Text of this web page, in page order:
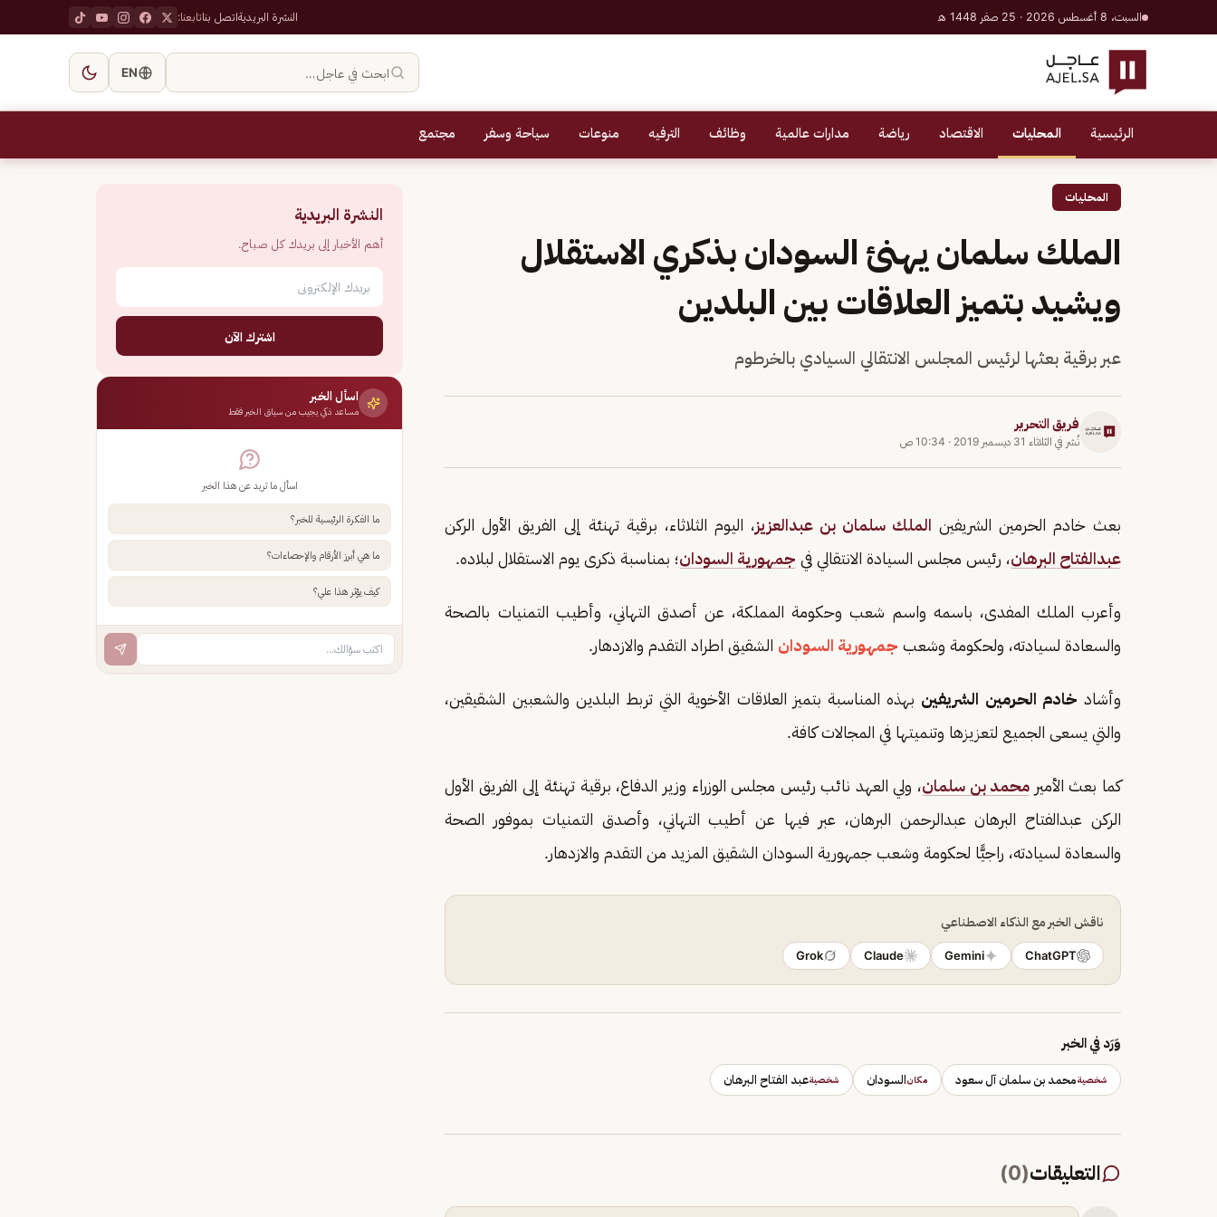
السبت، 8 أغسطس 2026 · 25 صفر 1448 هـ النشرة البريديةاتصل بناتابعنا:
ابحث في عاجل… EN
الرئيسية المحليات الاقتصاد رياضة مدارات عالمية وظائف الترفيه منوعات سياحة وسفر مجتمع
المحليات
الملك سلمان يهنئ السودان بذكري الاستقلال
ويشيد بتميز العلاقات بين البلدين
عبر برقية بعثها لرئيس المجلس الانتقالي السيادي بالخرطوم
فريق التحرير
نُشر في الثلاثاء 31 ديسمبر 2019 · 10:34 ص
بعث خادم الحرمين الشريفين الملك سلمان بن عبدالعزيز، اليوم الثلاثاء، برقية تهنئة إلى الفريق الأول الركن
عبدالفتاح البرهان، رئيس مجلس السيادة الانتقالي في جمهورية السودان؛ بمناسبة ذكرى يوم الاستقلال لبلاده.
وأعرب الملك المفدى، باسمه واسم شعب وحكومة المملكة، عن أصدق التهاني، وأطيب التمنيات بالصحة
والسعادة لسيادته، ولحكومة وشعب جمهورية السودان الشقيق اطراد التقدم والازدهار.
وأشاد خادم الحرمين الشريفين بهذه المناسبة بتميز العلاقات الأخوية التي تربط البلدين والشعبين الشقيقين،
والتي يسعى الجميع لتعزيزها وتنميتها في المجالات كافة.
كما بعث الأمير محمد بن سلمان، ولي العهد نائب رئيس مجلس الوزراء وزير الدفاع، برقية تهنئة إلى الفريق الأول
الركن عبدالفتاح البرهان عبدالرحمن البرهان، عبر فيها عن أطيب التهاني، وأصدق التمنيات بموفور الصحة
والسعادة لسيادته، راجيًّا لحكومة وشعب جمهورية السودان الشقيق المزيد من التقدم والازدهار.
ناقش الخبر مع الذكاء الاصطناعي
ChatGPT
Gemini
Claude
Grok
وَرَد في الخبر
شخصيةمحمد بن سلمان آل سعود مكانالسودان شخصيةعبد الفتاح البرهان
التعليقات(
0
)
النشرة البريدية
أهم الأخبار إلى بريدك كل صباح.
اشترك الآن
اسأل الخبر
مساعد ذكي يجيب من سياق الخبر فقط
اسأل ما تريد عن هذا الخبر
ما الفكرة الرئيسية للخبر؟
ما هي أبرز الأرقام والإحصاءات؟
كيف يؤثر هذا علي؟